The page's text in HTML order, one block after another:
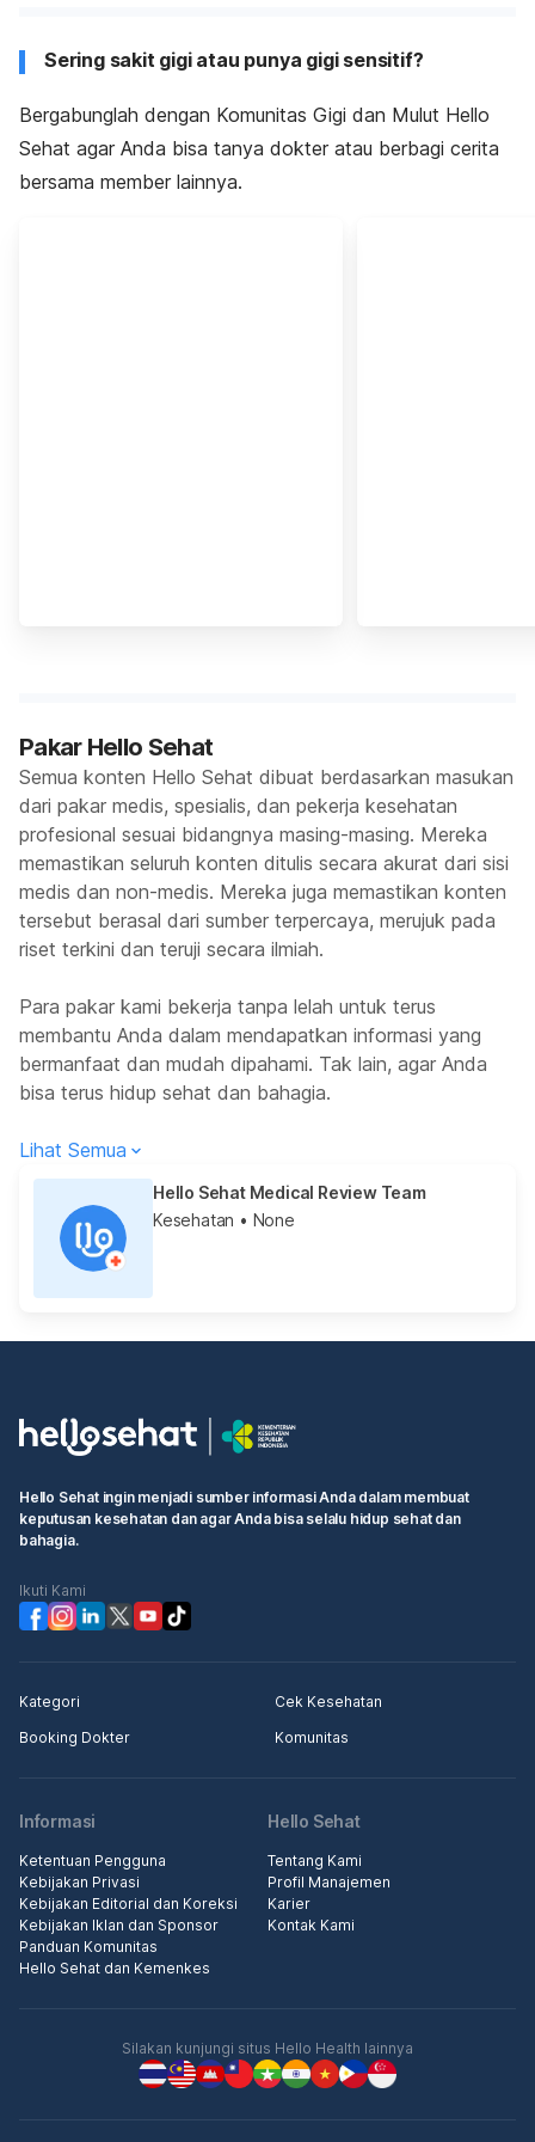
Sering sakit gigi atau punya gigi sensitif?
Bergabunglah dengan Komunitas Gigi dan Mulut Hello
Sehat agar Anda bisa tanya dokter atau berbagi cerita
bersama member lainnya.
Pakar Hello Sehat
Semua konten Hello Sehat dibuat berdasarkan masukan
dari pakar medis, spesialis, dan pekerja kesehatan
profesional sesuai bidangnya masing-masing. Mereka
memastikan seluruh konten ditulis secara akurat dari sisi
medis dan non-medis. Mereka juga memastikan konten
tersebut berasal dari sumber terpercaya, merujuk pada
riset terkini dan teruji secara ilmiah.
Para pakar kami bekerja tanpa lelah untuk terus
membantu Anda dalam mendapatkan informasi yang
bermanfaat dan mudah dipahami. Tak lain, agar Anda
bisa terus hidup sehat dan bahagia.
Lihat Semua
Hello Sehat Medical Review Team
Kesehatan • None
Hello Sehat ingin menjadi sumber informasi Anda dalam membuat
keputusan kesehatan dan agar Anda bisa selalu hidup sehat dan
bahagia.
Ikuti Kami
Kategori
Cek Kesehatan
Booking Dokter
Komunitas
Informasi
Ketentuan Pengguna
Kebijakan Privasi
Kebijakan Editorial dan Koreksi
Kebijakan Iklan dan Sponsor
Panduan Komunitas
Hello Sehat dan Kemenkes
Hello Sehat
Tentang Kami
Profil Manajemen
Karier
Kontak Kami
Silakan kunjungi situs Hello Health lainnya